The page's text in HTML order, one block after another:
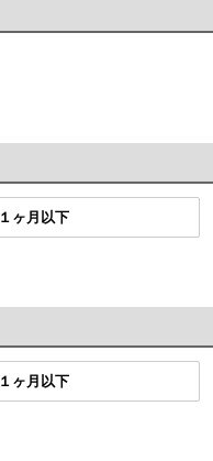
１ヶ月以下
１ヶ月以下